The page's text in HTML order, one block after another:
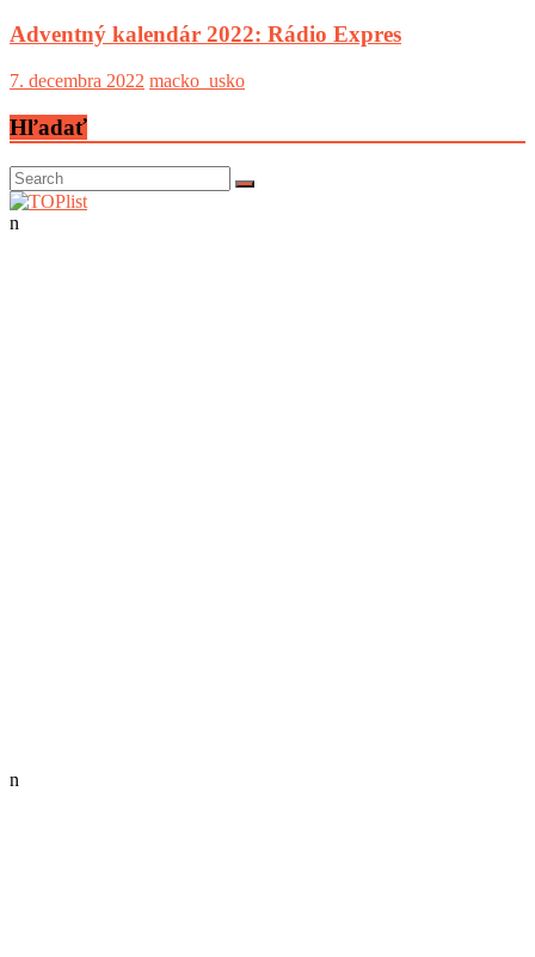
Adventný kalendár 2022: Rádio Expres
7. decembra 2022 macko_usko
Hľadať
n
n